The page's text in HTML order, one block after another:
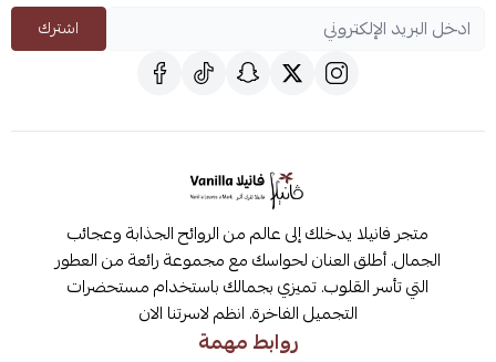
اشترك
متجر فانيلا يدخلك إلى عالم من الروائح الجذابة وعجائب
الجمال. أطلق العنان لحواسك مع مجموعة رائعة من العطور
التي تأسر القلوب. تميزي بجمالك باستخدام مستحضرات
التجميل الفاخرة. انظم لاسرتنا الان
روابط مهمة